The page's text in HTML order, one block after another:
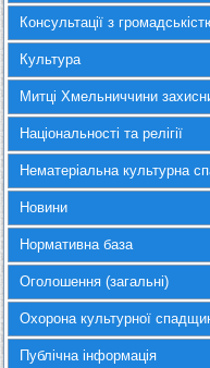
Консультації з
Культура
Митці Хмельниччини
Національності та релігії
Нематеріальна культурна
Новини
Нормативна база
Оголошення (загальні)
Охорона культурної
Публічна інформація